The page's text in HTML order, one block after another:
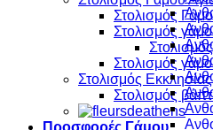
Στολισμός
Στολισμός
Στολισμός
Στολισμός Εκκλησίας
Στολισμός
Προσφορές Γάμου